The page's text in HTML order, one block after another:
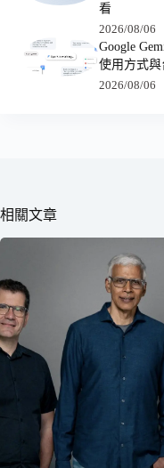
看
2026/08/06
Google
使用方式
2026/08/06
相關文章